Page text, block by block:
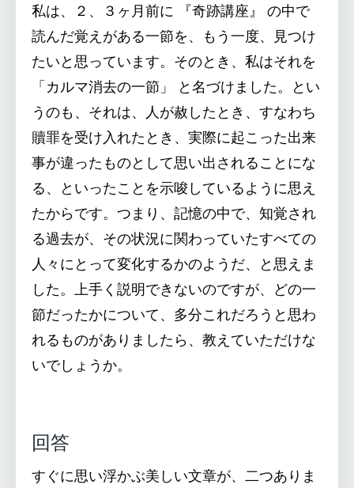
私は、２、３ヶ月前に 『奇跡講座』 の中で
読んだ覚えがある一節を、もう一度、見つけ
たいと思っています。そのとき、私はそれを
「カルマ消去の一節」 と名づけました。とい
うのも、それは、人が赦したとき、すなわち
贖罪を受け入れたとき、実際に起こった出来
事が違ったものとして思い出されることにな
る、といったことを示唆しているように思え
たからです。つまり、記憶の中で、知覚され
る過去が、その状況に関わっていたすべての
人々にとって変化するかのようだ、と思えま
した。上手く説明できないのですが、どの一
節だったかについて、多分これだろうと思わ
れるものがありましたら、教えていただけな
いでしょうか。
回答
すぐに思い浮かぶ美しい文章が、二つありま